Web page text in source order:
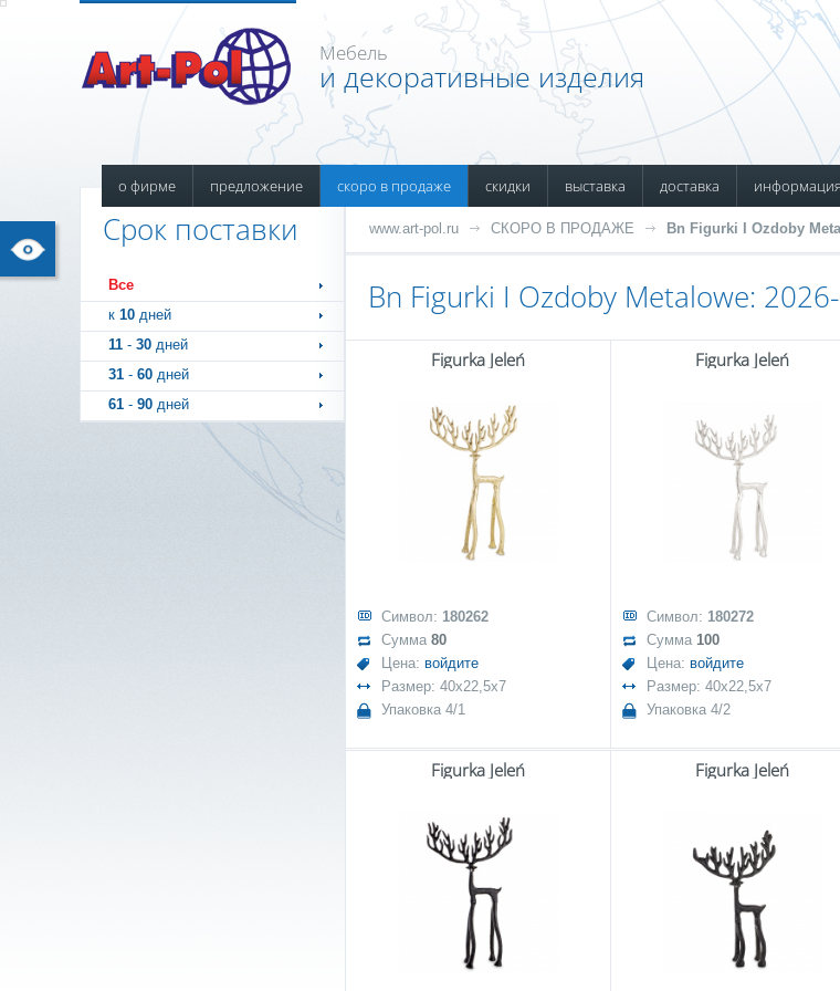
Мебель
и декоративные изделия
о фирме предложение скоро в продаже скидки выставка доставка информация
Срок поставки
Все
к 10 дней
11 - 30 дней
31 - 60 дней
61 - 90 дней
www.art-pol.ru СКОРО В ПРОДАЖЕ Bn Figurki I Ozdoby
Bn Figurki I Ozdoby Metalowe:
Figurka Jeleń
Символ: 180262
Сумма 80
Цена: войдите
Размер: 40x22,5x7
Упаковка 4/1
Figurka Jeleń
Символ: 180272
Сумма 100
Цена: войдите
Размер: 40x22,5x7
Упаковка 4/2
Figurka Jeleń Figurka Jeleń